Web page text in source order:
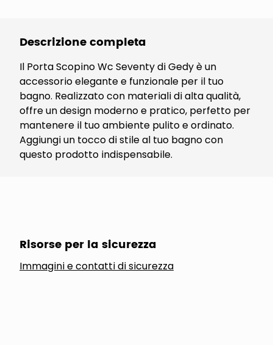
Descrizione completa
Il Porta Scopino Wc Seventy di Gedy è un
accessorio elegante e funzionale per il tuo
bagno. Realizzato con materiali di alta qualità,
offre un design moderno e pratico, perfetto per
mantenere il tuo ambiente pulito e ordinato.
Aggiungi un tocco di stile al tuo bagno con
questo prodotto indispensabile.
Risorse per la sicurezza
Immagini e contatti di sicurezza